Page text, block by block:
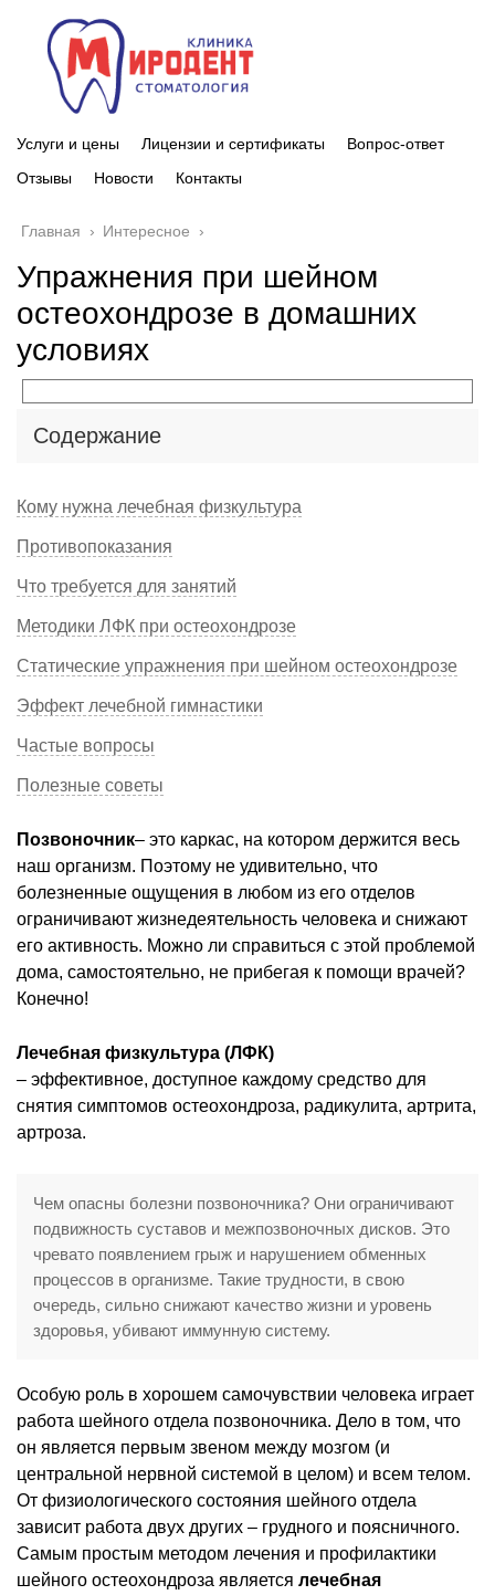
Услуги и цены Лицензии и сертификаты
Вопрос-ответ
Отзывы
Новости Контакты
Главная › Интересное ›
Упражнения при шейном
остеохондрозе в домашних
условиях
Содержание
Кому нужна лечебная физкультура
Противопоказания
Что требуется для занятий
Методики ЛФК при остеохондрозе
Статические упражнения при шейном остеохондрозе
Эффект лечебной гимнастики
Частые вопросы
Полезные советы
Позвоночник– это каркас, на котором держится весь
наш организм. Поэтому не удивительно, что
болезненные ощущения в любом из его отделов
ограничивают жизнедеятельность человека и снижают
его активность. Можно ли справиться с этой проблемой
дома, самостоятельно, не прибегая к помощи врачей?
Конечно!
Лечебная физкультура (ЛФК)
– эффективное, доступное каждому средство для
снятия симптомов остеохондроза, радикулита, артрита,
артроза.
Чем опасны болезни позвоночника? Они ограничивают
подвижность суставов и межпозвоночных дисков. Это
чревато появлением грыж и нарушением обменных
процессов в организме. Такие трудности, в свою
очередь, сильно снижают качество жизни и уровень
здоровья, убивают иммунную систему.
Особую роль в хорошем самочувствии человека играет
работа шейного отдела позвоночника. Дело в том, что
он является первым звеном между мозгом (и
центральной нервной системой в целом) и всем телом.
От физиологического состояния шейного отдела
зависит работа двух других – грудного и поясничного.
Самым простым методом лечения и профилактики
шейного остеохондроза является лечебная